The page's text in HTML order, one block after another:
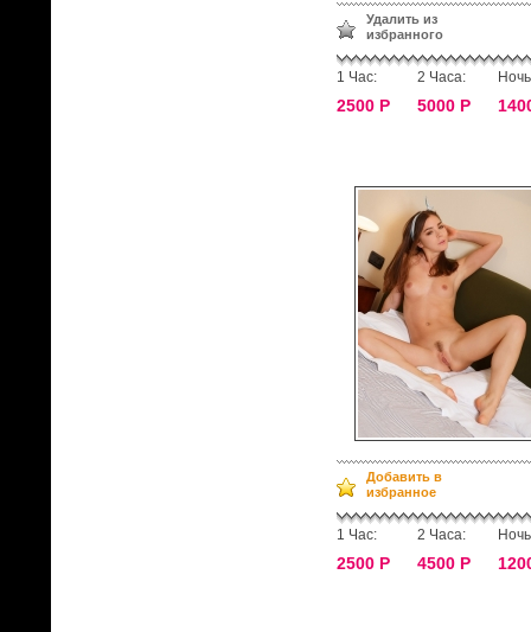
Удалить из
избранного
1 Час:
2500 Р
2 Часа:
5000 Р
Добавить в
избранное
1 Час:
2500 Р
2 Часа:
4500 Р